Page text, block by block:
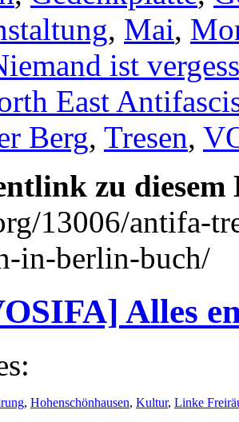
, Mai,
ist
East
Berg, Tresen,
zu
13006/antifa-
in-berlin-buch/
Alles
, Hohenschönhausen, Kultur, Linke